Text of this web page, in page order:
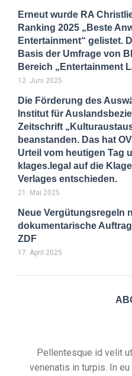
Erneut wurde RA
Ranking 2025 „Beste
Entertainment“ gelistet.
Basis der Umfrage von
Bereich „Entertainment
12. Juni 2025
Die Förderung des
Institut für
Zeitschrift
beanstanden. Das hat
Urteil vom heutigen Tag
klages.legal auf die
Verlages entschieden.
21. Mai 2025
Neue Vergütungsregeln
dokumentarische
ZDF
17. April 2025
Pellentesque id velit
venenatis in turpis. In